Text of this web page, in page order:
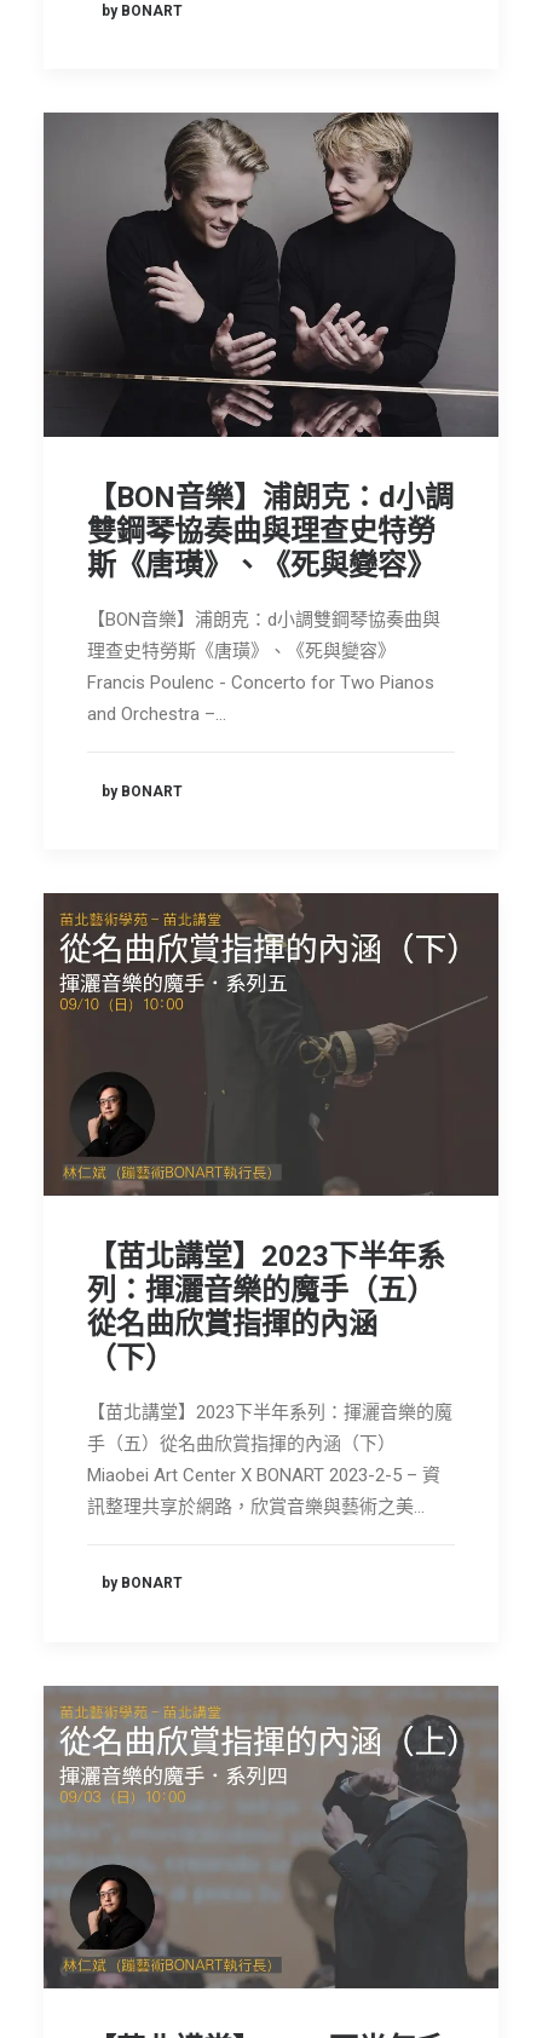
by BONART
【BON音樂】浦朗克：d小調
雙鋼琴協奏曲與理查史特勞
斯《唐璜》、《死與變容》
【BON音樂】浦朗克：d小調雙鋼琴協奏曲與
理查史特勞斯《唐璜》、《死與變容》
Francis Poulenc - Concerto for Two Pianos
and Orchestra –…
by BONART
【苗北講堂】2023下半年系
列：揮灑音樂的魔手（五）
從名曲欣賞指揮的內涵
（下）
【苗北講堂】2023下半年系列：揮灑音樂的魔
手（五）從名曲欣賞指揮的內涵（下）
Miaobei Art Center X BONART 2023-2-5 – 資
訊整理共享於網路，欣賞音樂與藝術之美…
by BONART